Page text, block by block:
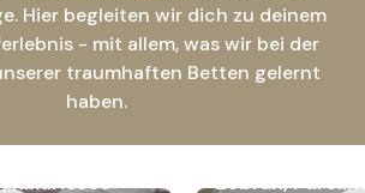
Hier begleiten wir dich zu deinem
- mit allem, was wir bei der
traumhaften Betten gelernt
haben.
luxuriöses
Zebran,